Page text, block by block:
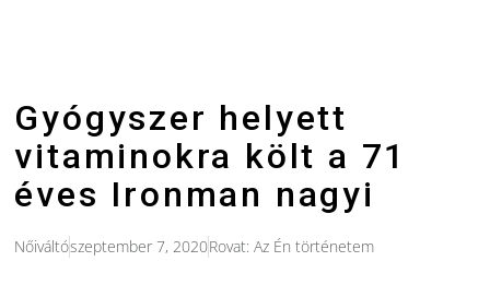
Gyógyszer helyett
vitaminokra költ a 71
éves Ironman nagyi
Nőiváltószeptember 7, 2020Rovat:Az Én történetem